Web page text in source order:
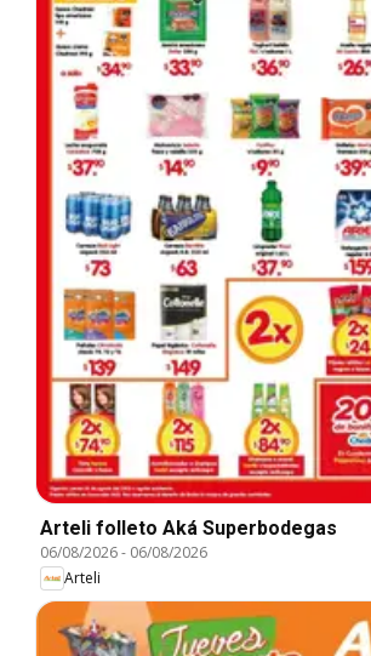
Arteli folleto Aká Superbodegas
06/08/2026- 06/08/2026
Arteli